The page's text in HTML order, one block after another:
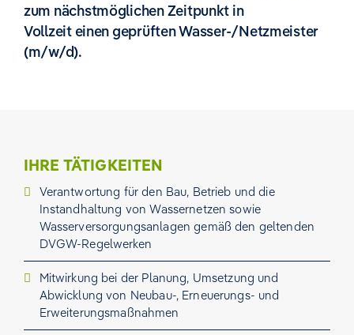
zum nächstmöglichen Zeitpunkt in
Vollzeit einen geprüften Wasser-/Netzmeister
(m/w/d).
IHRE TÄTIGKEITEN
Verantwortung für den Bau, Betrieb und die
Instandhaltung von Wassernetzen sowie
Wasserversorgungsanlagen gemäß den geltenden
DVGW‑Regelwerken
Mitwirkung bei der Planung, Umsetzung und
Abwicklung von Neubau‑, Erneuerungs- und
Erweiterungsmaßnahmen